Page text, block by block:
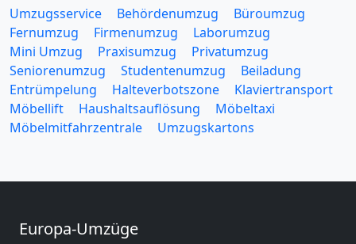
Umzugsservice Behördenumzug
Büroumzug
Fernumzug
Firmenumzug
Laborumzug
Mini Umzug
Praxisumzug
Privatumzug
Seniorenumzug
Studentenumzug
Beiladung
Entrümpelung
Halteverbotszone
Klaviertransport
Möbellift
Haushaltsauflösung
Möbeltaxi
Möbelmitfahrzentrale
Umzugskartons
Europa-Umzüge